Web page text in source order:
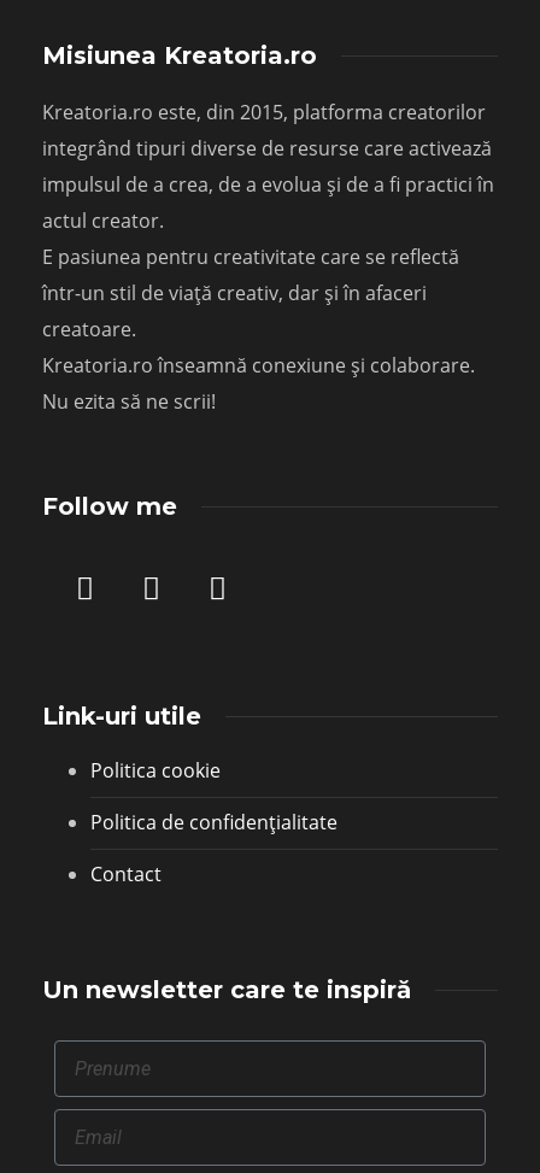
Misiunea Kreatoria.ro
Kreatoria.ro este, din 2015, platforma creatorilor
integrând tipuri diverse de resurse care activează
impulsul de a crea, de a evolua și de a fi practici în
actul creator.
E pasiunea pentru creativitate care se reflectă
într-un stil de viață creativ, dar și în afaceri
creatoare.
Kreatoria.ro înseamnă conexiune și colaborare.
Nu ezita să ne scrii!
Follow me
Link-uri utile
Politica cookie
Politica de confidențialitate
Contact
Un newsletter care te inspiră